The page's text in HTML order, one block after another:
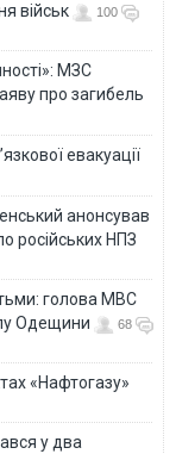
військ
100
МЗС
про загибель
евакуації
анонсував
російських НПЗ
голова МВС
Одещини
68
«Нафтогазу»
у два